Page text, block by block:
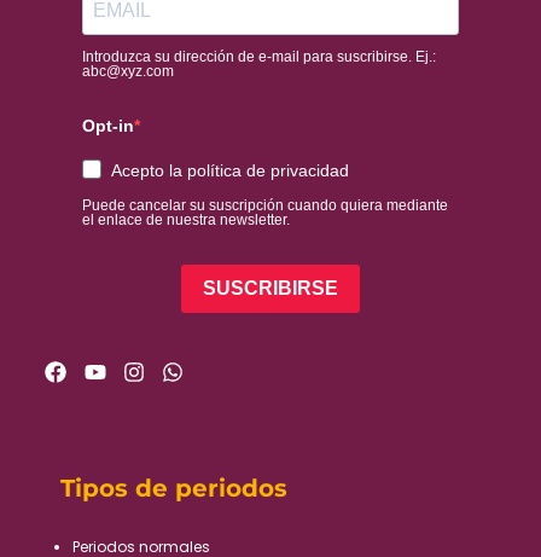
Tipos de periodos
Periodos normales​
Introduzca su dirección de e-mail para suscribirse. Ej.:
abc@xyz.com
Opt-in
Acepto la política de privacidad
Puede cancelar su suscripción cuando quiera mediante
el enlace de nuestra newsletter.
SUSCRIBIRSE